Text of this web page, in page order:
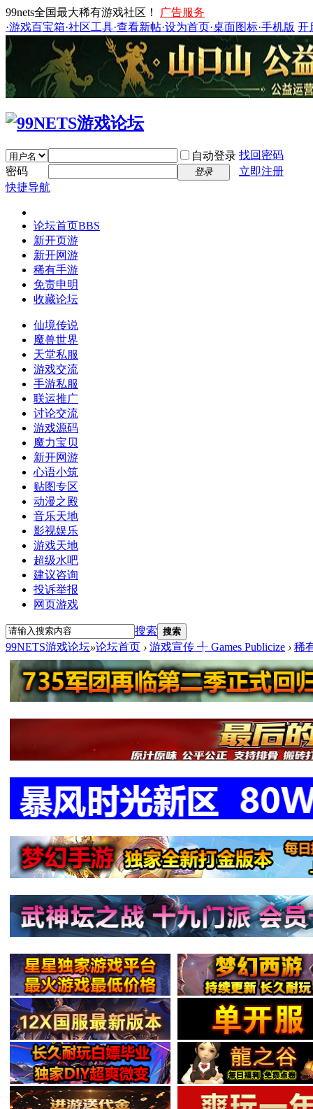
99nets全国最大稀有游戏社区！
广告服务
·游戏百宝箱·社区工具·查看新帖·设为首页·桌面图标·手机版 开
自动登录 找回密码
密码
登录
立即注册
快捷导航
论坛首页BBS
新开页游
新开网游
稀有手游
免责申明
收藏论坛
仙境传说
魔兽世界
天堂私服
游戏交流
手游私服
联运推广
讨论交流
游戏源码
魔力宝贝
新开网游
心语小筑
贴图专区
动漫之殿
音乐天地
影视娱乐
游戏天地
超级水吧
建议咨询
投诉举报
网页游戏
搜索 搜索
99NETS游戏论坛»论坛首页 › 游戏宣传 ╃ Games Publicize › 稀